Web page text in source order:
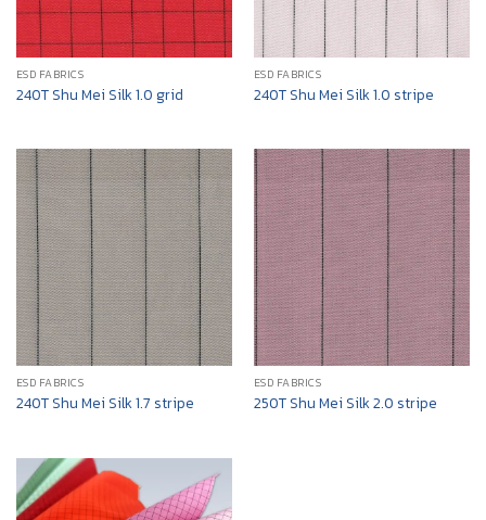
ESD FABRICS
240T Shu Mei Silk 1.0 grid
ESD FABRICS
240T Shu Mei Silk 1.0 stripe
ESD FABRICS
240T Shu Mei Silk 1.7 stripe
ESD FABRICS
250T Shu Mei Silk 2.0 stripe